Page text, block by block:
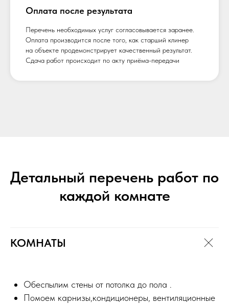
Оплата после результата
Перечень необходимых услуг согласовывается заранее.
Оплата производится после того, как старший клинер
на объекте продемонстрирует качественный результат.
Сдача работ происходит по акту приёма-передачи
Детальный перечень работ по
каждой комнате
КОМНАТЫ
Обеспылим стены от потолка до пола .
Помоем карнизы,кондиционеры, вентиляционные